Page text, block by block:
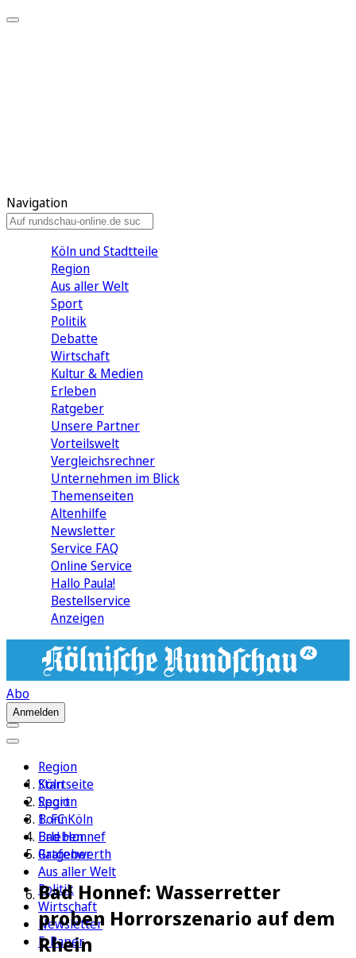
Navigation
Köln und Stadtteile
Region
Aus aller Welt
Sport
Politik
Debatte
Wirtschaft
Kultur & Medien
Erleben
Ratgeber
Unsere Partner
Vorteilswelt
Vergleichsrechner
Unternehmen im Blick
Themenseiten
Altenhilfe
Newsletter
Service FAQ
Online Service
Hallo Paula!
Bestellservice
Anzeigen
Abo
Anmelden
Region
Köln
Sport
1. FC Köln
Erleben
Ratgeber
Aus aller Welt
Politik
Wirtschaft
Newsletter
E-Paper
Startseite
Region
Bonn
Bad Honnef
Grafenwerth
Bad Honnef: Wasserretter
proben Horrorszenario auf dem
Rhein